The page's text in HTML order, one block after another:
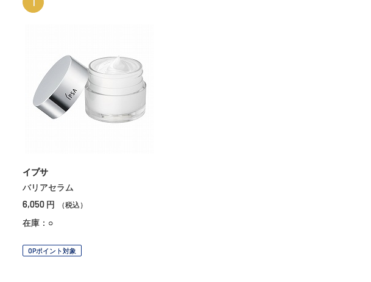
イプサ
バリアセラム
6,050 円 （税込）
在庫：○
OPポイント対象